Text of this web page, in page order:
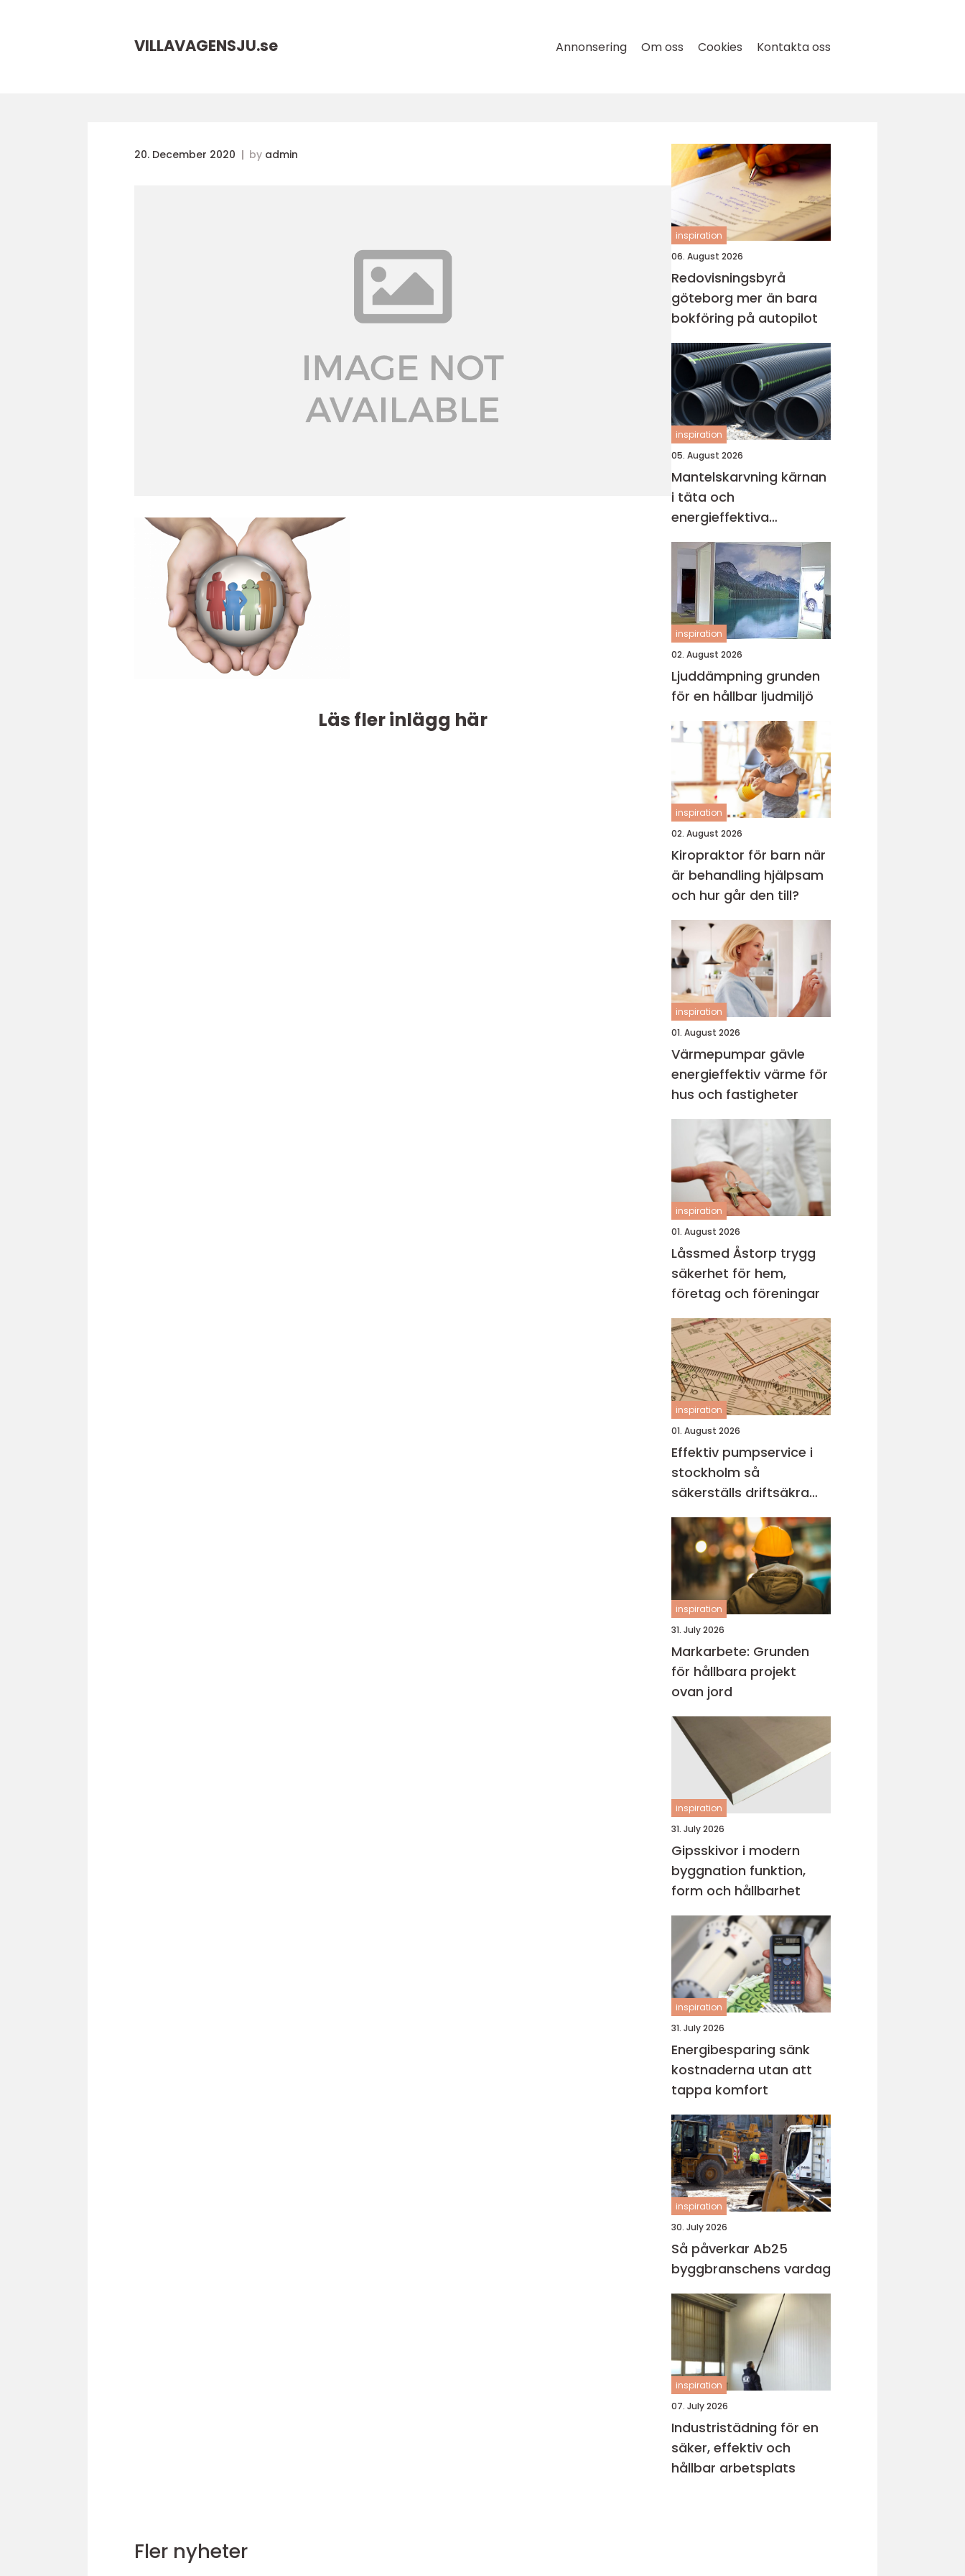
VILLAVAGENSJU.se Annonsering Om oss Cookies Kontakta oss
20. December 2020 by admin
Läs fler inlägg här
inspiration
06. August 2026
Redovisningsbyrå
göteborg mer än bara
bokföring på autopilot
inspiration
05. August 2026
Mantelskarvning kärnan
i täta och
energieffektiva
kulvertrör
inspiration
02. August 2026
Ljuddämpning grunden
för en hållbar ljudmiljö
inspiration
02. August 2026
Kiropraktor för barn när
är behandling hjälpsam
och hur går den till?
inspiration
01. August 2026
Värmepumpar gävle
energieffektiv värme för
hus och fastigheter
inspiration
01. August 2026
Låssmed Åstorp trygg
säkerhet för hem,
företag och föreningar
inspiration
01. August 2026
Effektiv pumpservice i
stockholm så
säkerställs driftsäkra
anläggningar
inspiration
31. July 2026
Markarbete: Grunden
för hållbara projekt
ovan jord
inspiration
31. July 2026
Gipsskivor i modern
byggnation funktion,
form och hållbarhet
inspiration
31. July 2026
Energibesparing sänk
kostnaderna utan att
tappa komfort
inspiration
30. July 2026
Så påverkar Ab25
byggbranschens vardag
inspiration
07. July 2026
Industristädning för en
säker, effektiv och
hållbar arbetsplats
Fler nyheter